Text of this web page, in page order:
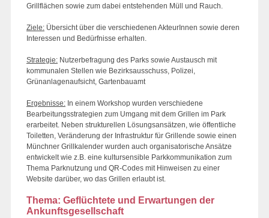
Grillflächen sowie zum dabei entstehenden Müll und Rauch.
Ziele: Übersicht über die verschiedenen AkteurInnen sowie deren
Interessen und Bedürfnisse erhalten.
Strategie: Nutzerbefragung des Parks sowie Austausch mit
kommunalen Stellen wie Bezirksausschuss, Polizei,
Grünanlagenaufsicht, Gartenbauamt
Ergebnisse: In einem Workshop wurden verschiedene
Bearbeitungsstrategien zum Umgang mit dem Grillen im Park
erarbeitet. Neben strukturellen Lösungsansätzen, wie öffentliche
Toiletten, Veränderung der Infrastruktur für Grillende sowie einen
Münchner Grillkalender wurden auch organisatorische Ansätze
entwickelt wie z.B. eine kultursensible Parkkommunikation zum
Thema Parknutzung und QR-Codes mit Hinweisen zu einer
Website darüber, wo das Grillen erlaubt ist.
Thema: Geflüchtete und Erwartungen der
Ankunftsgesellschaft